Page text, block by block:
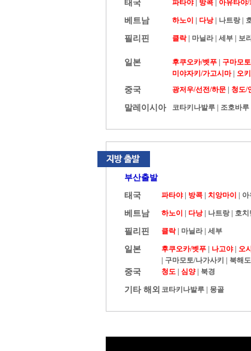
태국 파타야| 방콕 아유타야/
베트남 하노이 다낭| 나트랑|
필리핀 클락| 마닐라| 세부 보
일본 후쿠오카/벳푸 구마모토
미야자키/가고시마| 오
중국 광저우/선전/하문 청도/
말레이시아 코타키나발루 조호바루
부산출발
태국
파타야| 방콕 치앙마이 아
베트남 하노이 다낭| 나트랑| 호치
필리핀 클락| 마닐라| 세부
일본 후쿠오카/벳푸 나고야| 오
구마모토/나가사키 북해도
중국 청도 심양| 북경
기타 해외 코타키나발루 몽골